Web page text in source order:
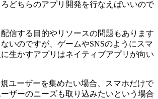
どちらのアプリ開発を行なえばいいので
信する目的やリソースの問題もあります
いのですが、ゲームやSNSのようにスマ
生かすアプリはネイティブアプリが向い
ユーザーを集めたい場合、スマホだけで
ザーのニーズも取り込みたいという場合